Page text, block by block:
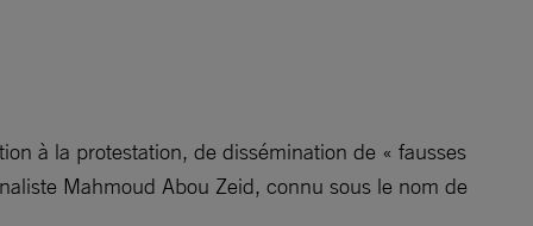
à la protestation, de dissémination de « fausses
Mahmoud Abou Zeid, connu sous le nom de